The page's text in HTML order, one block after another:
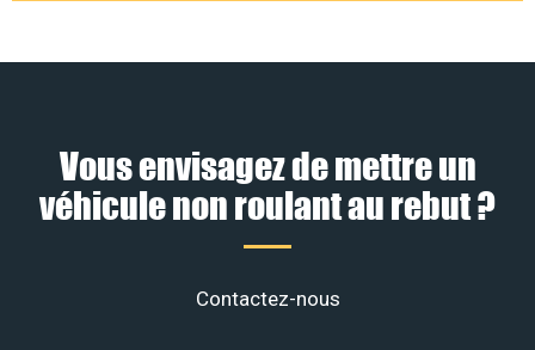
Vous envisagez de mettre un
véhicule non roulant au rebut ?
Contactez-nous